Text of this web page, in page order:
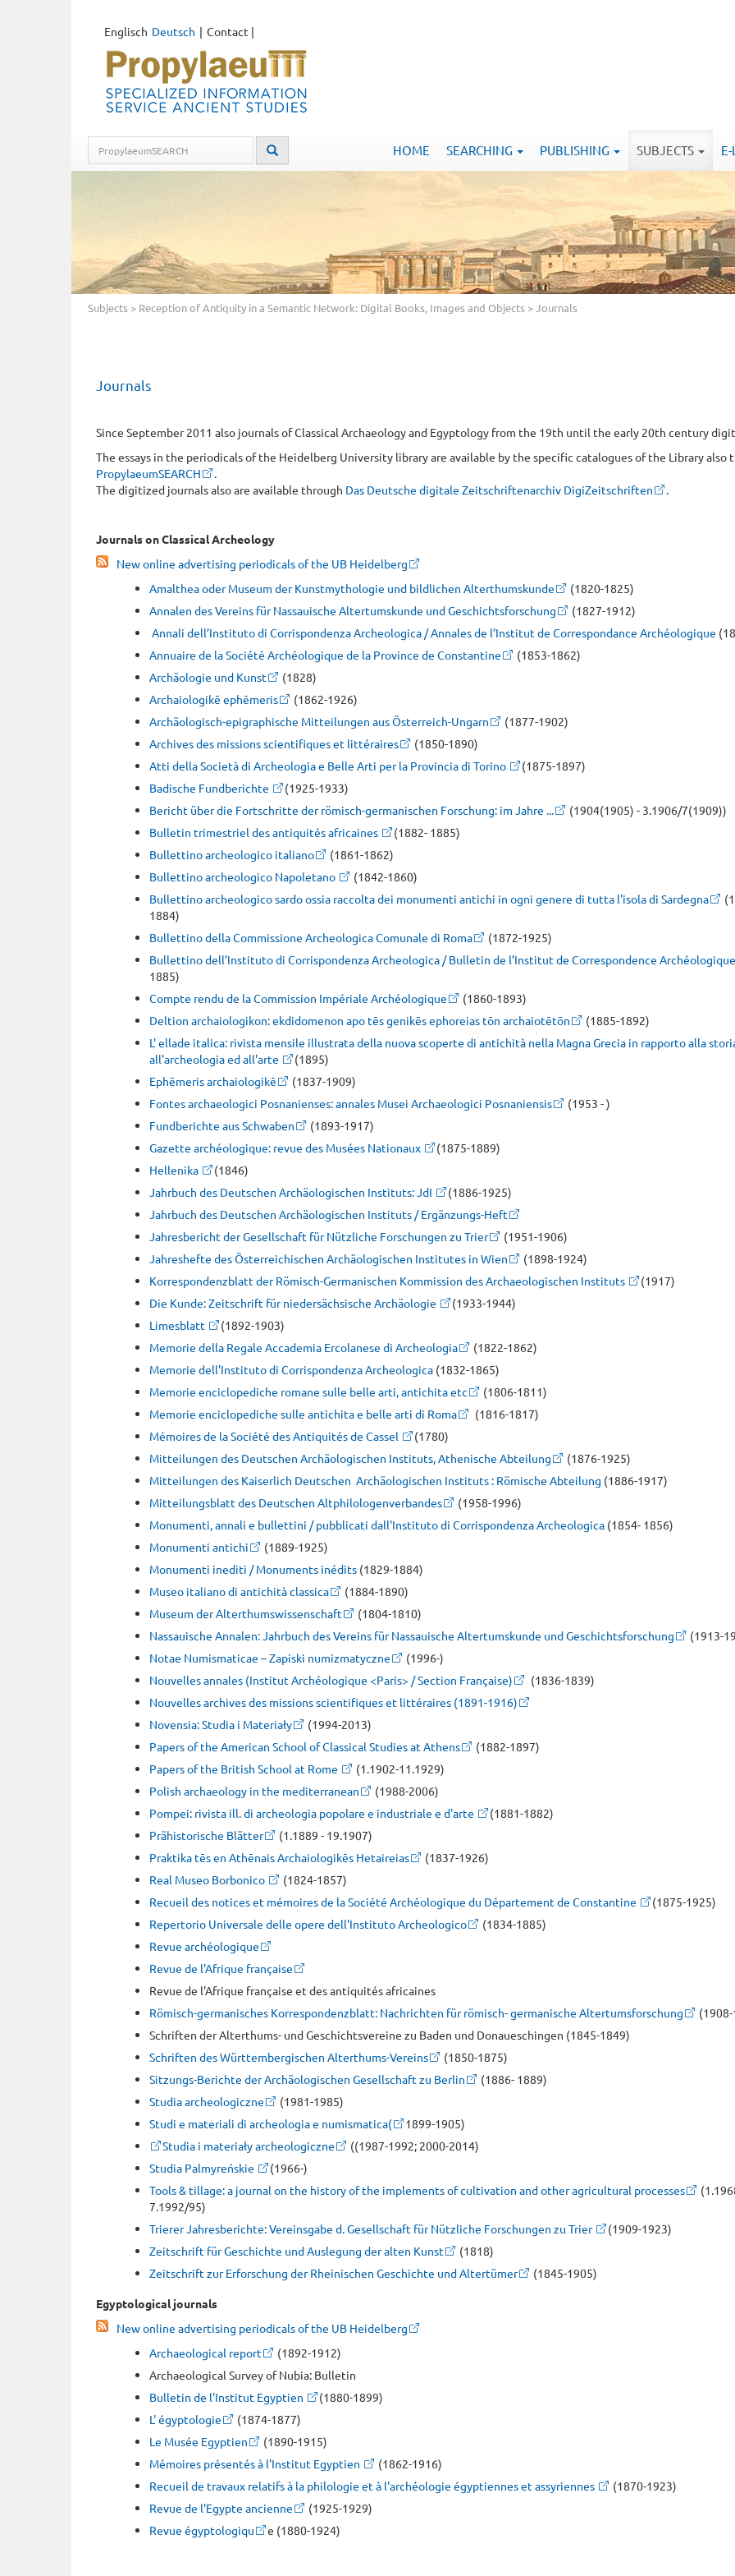
Deutsch
Englisch Contact |
HOME SEARCHING PUBLISHING SUBJECTS
Subjects > Reception of Antiquity in a Semantic Network: Digital Books, Images and Objects > Journals
Journals
Since September 2011 also journals of Classical Archaeology and Egyptology from the 19th until the early 20th century
The essays in the periodicals of the Heidelberg University library are available by the specific catalogues of the Library also
PropylaeumSEARCH
.
The digitized journals also are available through Das Deutsche digitale Zeitschriftenarchiv DigiZeitschriften .
Journals on Classical Archeology
New online advertising periodicals of the UB Heidelberg
Amalthea oder Museum der Kunstmythologie und bildlichen Alterthumskunde
(1820-1825)
Annalen des Vereins für Nassauische Altertumskunde und Geschichtsforschung
(1827-1912)
Annali dell’Instituto di Corrispondenza Archeologica / Annales de l’Institut de Correspondance Archéologique
Annuaire de la Société Archéologique de la Province de Constantine
(1853-1862)
Archäologie und Kunst
(1828)
Archaiologikē ephēmeris
(1862-1926)
Archäologisch-epigraphische Mitteilungen aus Österreich-Ungarn
(1877-1902)
Archives des missions scientifiques et littéraires
(1850-1890)
Atti della Società di Archeologia e Belle Arti per la Provincia di Torino
(1875-1897)
Badische Fundberichte
(1925-1933)
Bericht über die Fortschritte der römisch-germanischen Forschung: im Jahre ...
(1904(1905) - 3.1906/7(1909))
Bulletin trimestriel des antiquités africaines
(1882- 1885)
Bullettino archeologico italiano
(1861-1862)
Bullettino archeologico Napoletano
(1842-1860)
Bullettino archeologico sardo ossia raccolta dei monumenti antichi in ogni genere di tutta l'isola di Sardegna
1884)
Bullettino della Commissione Archeologica Comunale di Roma
(1872-1925)
Bullettino dell’Instituto di Corrispondenza Archeologica / Bulletin de l’Institut de Correspondence Archéologique
1885)
Compte rendu de la Commission Impériale Archéologique
(1860-1893)
Deltion archaiologikon: ekdidomenon apo tēs genikēs ephoreias tōn archaiotētōn
(1885-1892)
L' ellade italica: rivista mensile illustrata della nuova scoperte di antichità nella Magna Grecia in rapporto alla
all'archeologia ed all'arte
(1895)
Ephēmeris archaiologikē
(1837-1909)
Fontes archaeologici Posnanienses: annales Musei Archaeologici Posnaniensis
(1953 - )
Fundberichte aus Schwaben
(1893-1917)
Gazette archéologique: revue des Musées Nationaux
(1875-1889)
Hellenika
(1846)
Jahrbuch des Deutschen Archäologischen Instituts: JdI
(1886-1925)
Jahrbuch des Deutschen Archäologischen Instituts / Ergänzungs-Heft
Jahresbericht der Gesellschaft für Nützliche Forschungen zu Trier
(1951-1906)
Jahreshefte des Österreichischen Archäologischen Institutes in Wien
(1898-1924)
Korrespondenzblatt der Römisch-Germanischen Kommission des Archaeologischen Instituts
(1917)
Die Kunde: Zeitschrift für niedersächsische Archäologie
(1933-1944)
Limesblatt
(1892-1903)
Memorie della Regale Accademia Ercolanese di Archeologia
(1822-1862)
Memorie dell'Instituto di Corrispondenza Archeologica (1832-1865)
Memorie enciclopediche romane sulle belle arti, antichita etc
(1806-1811)
Memorie enciclopediche sulle antichita e belle arti di Roma
(1816-1817)
Mémoires de la Société des Antiquités de Cassel
(1780)
Mitteilungen des Deutschen Archäologischen Instituts, Athenische Abteilung
(1876-1925)
Mitteilungen des Kaiserlich Deutschen Archäologischen Instituts : Römische Abteilung (1886-1917)
Mitteilungsblatt des Deutschen Altphilologenverbandes
(1958-1996)
Monumenti, annali e bullettini / pubblicati dall'Instituto di Corrispondenza Archeologica (1854- 1856)
Monumenti antichi
(1889-1925)
Monumenti inediti / Monuments inédits (1829-1884)
Museo italiano di antichità classica
(1884-1890)
Museum der Alterthumswissenschaft
(1804-1810)
Nassauische Annalen: Jahrbuch des Vereins für Nassauische Altertumskunde und Geschichtsforschung
(1913-
Notae Numismaticae – Zapiski numizmatyczne
(1996-)
Nouvelles annales (Institut Archéologique <Paris> / Section Française)
(1836-1839)
Nouvelles archives des missions scientifiques et littéraires (1891-1916)
Novensia: Studia i Materiały
(1994-2013)
Papers of the American School of Classical Studies at Athens
(1882-1897)
Papers of the British School at Rome
(1.1902-11.1929)
Polish archaeology in the mediterranean
(1988-2006)
Pompei: rivista ill. di archeologia popolare e industriale e d'arte
(1881-1882)
Prähistorische Blätter
(1.1889 - 19.1907)
Praktika tēs en Athēnais Archaiologikēs Hetaireias
(1837-1926)
Real Museo Borbonico
(1824-1857)
Recueil des notices et mémoires de la Société Archéologique du Département de Constantine
(1875-1925)
Repertorio Universale delle opere dell'Instituto Archeologico
(1834-1885)
Revue archéologique
Revue de l'Afrique française
Revue de l'Afrique française et des antiquités africaines
Römisch-germanisches Korrespondenzblatt: Nachrichten für römisch- germanische Altertumsforschung
Schriften der Alterthums- und Geschichtsvereine zu Baden und Donaueschingen (1845-1849)
Schriften des Württembergischen Alterthums-Vereins
(1850-1875)
Sitzungs-Berichte der Archäologischen Gesellschaft zu Berlin
(1886- 1889)
Studia archeologiczne
(1981-1985)
Studi e materiali di archeologia e numismatica(
1899-1905)
Studia i materiały archeologiczne
((1987-1992; 2000-2014)
Studia Palmyreńskie
(1966-)
Tools & tillage: a journal on the history of the implements of cultivation and other agricultural processes
7.1992/95)
Trierer Jahresberichte: Vereinsgabe d. Gesellschaft für Nützliche Forschungen zu Trier
(1909-1923)
Zeitschrift für Geschichte und Auslegung der alten Kunst
(1818)
Zeitschrift zur Erforschung der Rheinischen Geschichte und Altertümer
(1845-1905)
Egyptological journals
New online advertising periodicals of the UB Heidelberg
Archaeological report
(1892-1912)
Archaeological Survey of Nubia: Bulletin
Bulletin de l'Institut Egyptien
(1880-1899)
L' égyptologie
(1874-1877)
Le Musée Egyptien
(1890-1915)
Mémoires présentés à l'Institut Egyptien
(1862-1916)
Recueil de travaux relatifs à la philologie et à l'archéologie égyptiennes et assyriennes
(1870-1923)
Revue de l'Egypte ancienne
(1925-1929)
Revue égyptologiqu
e (1880-1924)